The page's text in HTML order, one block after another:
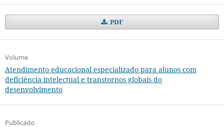
PDF
Volume
Atendimento educacional especializado para alunos com
deficiência intelectual e transtornos globais do
desenvolvimento
Publicado